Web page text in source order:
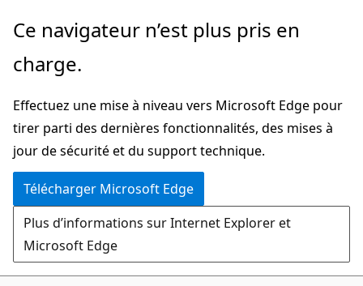
Passer
directement
au
principal
Ce navigateur n’est plus pris en
charge.
Effectuez une mise à niveau vers Microsoft Edge pour
tirer parti des dernières fonctionnalités, des mises à
jour de sécurité et du support technique.
Télécharger Microsoft Edge
Plus d’informations sur Internet Explorer et
Microsoft Edge